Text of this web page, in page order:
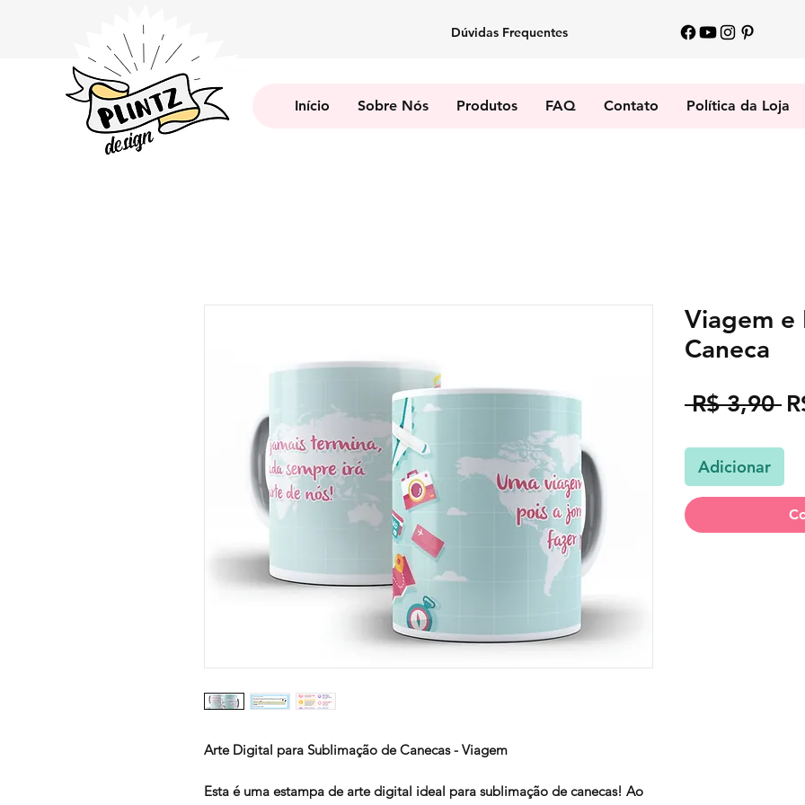
Dúvidas Frequentes
Início Sobre Nós Produtos FAQ Contato Política da Loja
Arte Digital para Sublimação de Canecas - Viagem
Esta é uma estampa de arte digital ideal para sublimação de canecas! Ao
Viagem e
Caneca
R$ 3,90
Adicionar